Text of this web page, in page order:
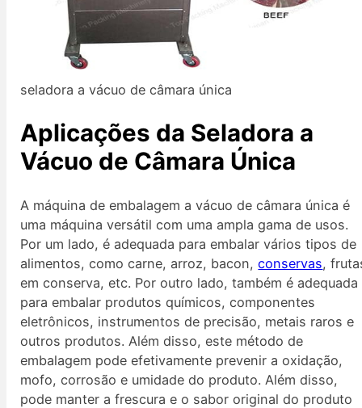
seladora a vácuo de câmara única
Aplicações da Seladora a
Vácuo de Câmara Única
A máquina de embalagem a vácuo de câmara única é
uma máquina versátil com uma ampla gama de usos.
Por um lado, é adequada para embalar vários tipos de
alimentos, como carne, arroz, bacon,conservas,
em conserva, etc. Por outro lado, também é adequada
para embalar produtos químicos, componentes
eletrônicos, instrumentos de precisão, metais raros e
outros produtos. Além disso, este método de
embalagem pode efetivamente prevenir a oxidação,
mofo, corrosão e umidade do produto. Além disso,
pode manter a frescura e o sabor original do produto